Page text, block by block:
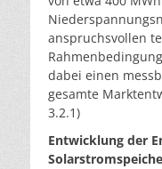
anspruchsvollen
dabei einen
gesamte
3.2.1)
Entwicklung der